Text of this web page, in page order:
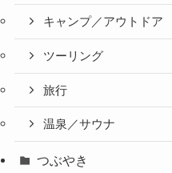
キャンプ／アウトドア
ツーリング
旅行
温泉／サウナ
つぶやき